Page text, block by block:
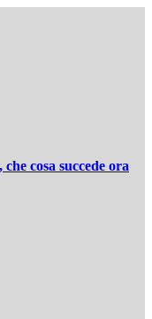
cosa succede ora